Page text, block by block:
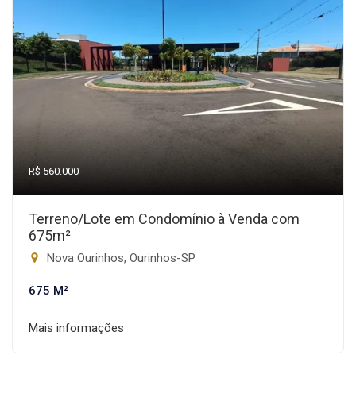
R$ 560.000
Terreno/Lote em Condomínio à Venda com
675m²
Nova Ourinhos, Ourinhos-SP
675 M²
Mais informações